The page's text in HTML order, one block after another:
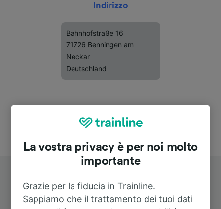
Indirizzo
Bahnhofstraße 16
71726 Benningen am
Neckar
Deutschland
La vostra privacy è per noi molto
importante
Grazie per la fiducia in Trainline.
Sappiamo che il trattamento dei tuoi dati